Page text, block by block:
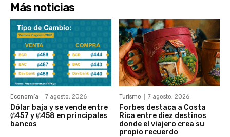
Más noticias
Economía 7 agosto, 2026
Dólar baja y se vende entre
₡457 y ₡458 en principales
bancos
Turismo 7 agosto, 2026
Forbes destaca a Costa
Rica entre diez destinos
donde el viajero crea su
propio recuerdo